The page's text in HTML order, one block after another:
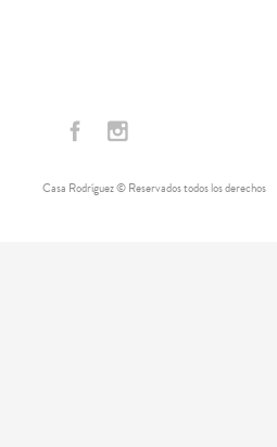
Casa Rodríguez © Reservados todos los derechos